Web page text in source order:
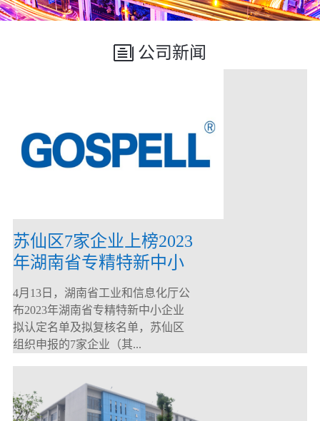
公司新闻
苏仙区7家企业上榜2023
年湖南省专精特新中小
企业
4月13日，湖南省工业和信息化厅公
布2023年湖南省专精特新中小企业
拟认定名单及拟复核名单，苏仙区
组织申报的7家企业（其...